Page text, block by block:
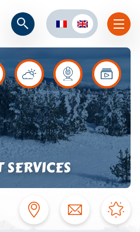
SERVICES